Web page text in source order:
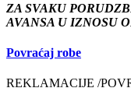
ZA SVAKU
AVANSA U IZNOSU
Povraćaj robe
REKLAMACIJE /